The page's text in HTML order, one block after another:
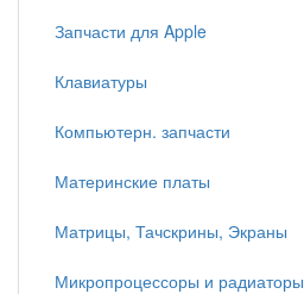
Запчасти для Apple
Клавиатуры
Компьютерн. запчасти
Материнские платы
Матрицы, Тачскрины, Экраны
Микропроцессоры и радиаторы